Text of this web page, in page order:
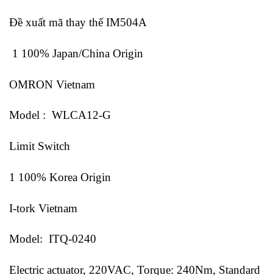
Đề xuất mã thay thế IM504A
1 100% Japan/China Origin
OMRON Vietnam
Model : WLCA12-G
Limit Switch
1 100% Korea Origin
I-tork Vietnam
Model: ITQ-0240
Electric actuator, 220VAC, Torque: 240Nm, Standard